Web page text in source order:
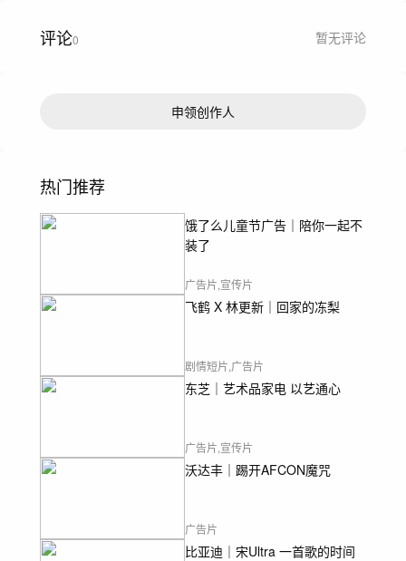
评论0 暂无评论
申领创作人
热门推荐
饿了么儿童节广告｜陪你一起不
装了
广告片,宣传片
飞鹤 X 林更新｜回家的冻梨
剧情短片,广告片
东芝｜艺术品家电 以艺通心
广告片,宣传片
沃达丰｜踢开AFCON魔咒
广告片
比亚迪｜宋Ultra 一首歌的时间